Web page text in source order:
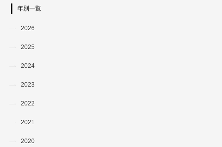
年別一覧
2026
2025
2024
2023
2022
2021
2020